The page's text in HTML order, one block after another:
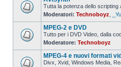
leggere
Nessun
messaggio
da
leggere
Tutta la potenza dello scripting
Moderatori: Technoboyz
Nessun
messaggio
da
leggere
MPEG-2 e DVD
Tutto per i DVD Video, dalla
Moderatore: Technoboyz
MPEG-4 e nuovi formati
Divx, Xvid, Windows Media,